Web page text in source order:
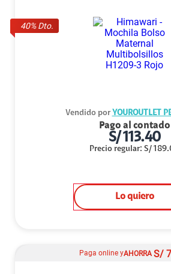
40% Dto.
Vendido por YOUROUTLET
Pago al contado
S/113.40
Precio regular: S/
Lo quiero
Paga online yAHORRA S/